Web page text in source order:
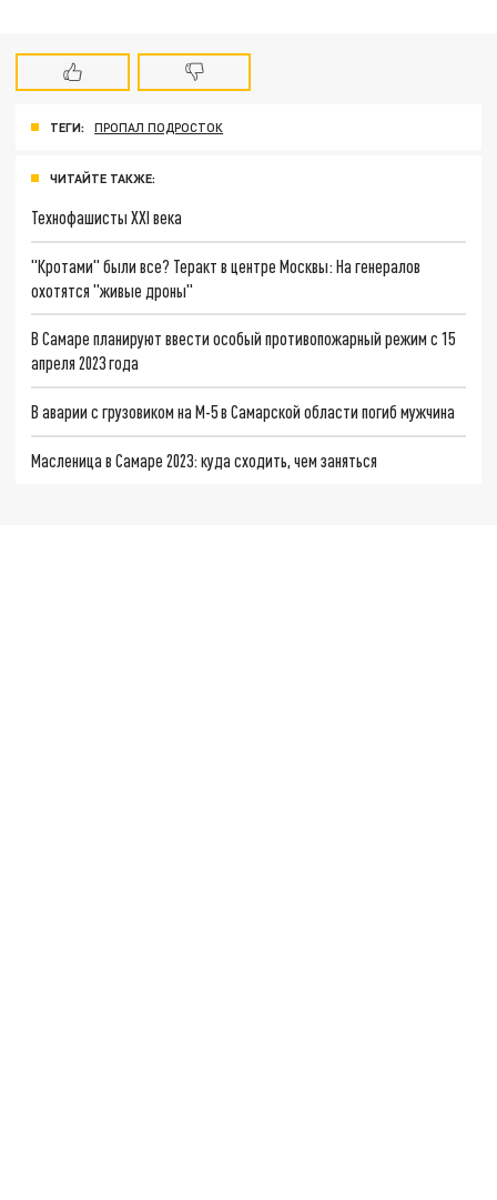
ТЕГИ: ПРОПАЛ ПОДРОСТОК
ЧИТАЙТЕ ТАКЖЕ:
Технофашисты XXI века
"Кротами" были все? Теракт в центре Москвы: На генералов
охотятся "живые дроны"
В Самаре планируют ввести особый противопожарный режим с 15
апреля 2023 года
В аварии с грузовиком на М-5 в Самарской области погиб мужчина
Масленица в Самаре 2023: куда сходить, чем заняться